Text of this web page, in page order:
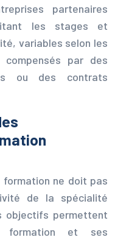
partenaires
les stages et
variables selon les
par des
ou des contrats
formation ne doit pas
de la spécialité
objectifs permettent
formation et ses